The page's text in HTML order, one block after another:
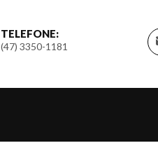
TELEFONE:
(47) 3350-1181